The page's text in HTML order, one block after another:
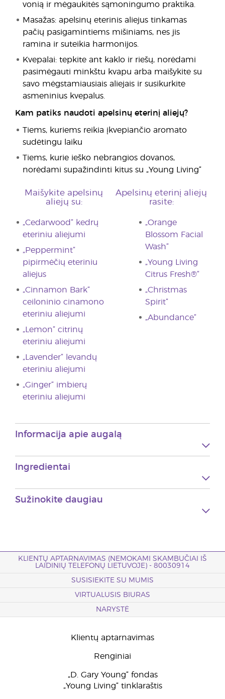
vonią ir mėgaukitės sąmoningumo praktika.
Masažas: apelsinų eterinis aliejus tinkamas
pačių pasigamintiems mišiniams, nes jis
ramina ir suteikia harmonijos.
Kvepalai: tepkite ant kaklo ir riešų, norėdami
pasimėgauti minkštu kvapu arba maišykite su
savo mėgstamiausiais aliejais ir susikurkite
asmeninius kvepalus.
Kam patiks naudoti apelsinų eterinį aliejų?
Tiems, kuriems reikia įkvepiančio aromato
sudėtingu laiku
Tiems, kurie ieško nebrangios dovanos,
norėdami supažindinti kitus su „Young Living“
Maišykite apelsinų
aliejų su:
„Cedarwood“ kedrų
eteriniu aliejumi
„Peppermint“
pipirmėčių eteriniu
aliejus
„Cinnamon Bark“
ceiloninio cinamono
eteriniu aliejumi
„Lemon“ citrinų
eteriniu aliejumi
„Lavender“ levandų
eteriniu aliejumi
„Ginger“ imbierų
eteriniu aliejumi
Apelsinų eterinį aliejų
rasite:
„Orange
Blossom Facial
Wash“
„Young Living
Citrus Fresh®“
„Christmas
Spirit“
„Abundance“
Informacija apie augalą
Ingredientai
Sužinokite daugiau
KLIENTŲ APTARNAVIMAS (NEMOKAMI SKAMBUČIAI IŠ
LAIDINIŲ TELEFONŲ LIETUVOJE) - 80030914
SUSISIEKITE SU MUMIS
VIRTUALUSIS BIURAS
NARYSTĖ
Klientų aptarnavimas
Renginiai
„D. Gary Young“ fondas
„Young Living“ tinklaraštis